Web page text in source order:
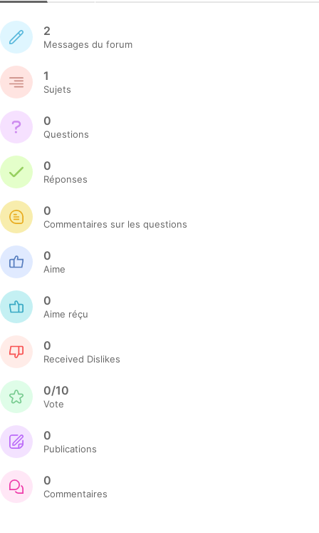
2
Messages du forum
1
Sujets
0
Questions
0
Réponses
0
Commentaires sur les questions
0
Aime
0
Aime réçu
0
Received Dislikes
0/10
Vote
0
Publications
0
Commentaires